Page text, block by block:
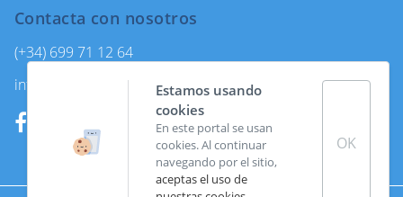
Contacta con nosotros
(+34) 699 71 12 64
info@enjoycanarytours.comEstamos usando
cookies
En este portal se usan
cookies. Al continuar
navegando por el sitio,
aceptas el uso de
OK